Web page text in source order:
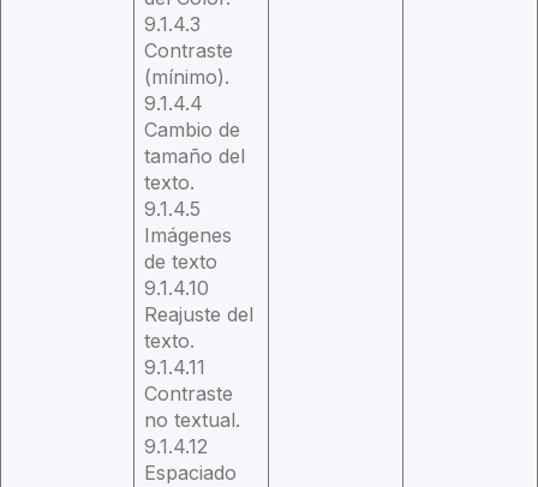
9.1.4.3
Contraste
(mínimo).
9.1.4.4
Cambio de
tamaño del
texto.
9.1.4.5
Imágenes
de texto
9.1.4.10
Reajuste del
texto.
9.1.4.11
Contraste
no textual.
9.1.4.12
Espaciado